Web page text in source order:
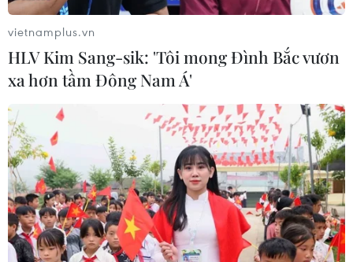
của người lao động và thị trường bất động sản.
vietnamplus.vn
HLV Kim Sang-sik: 'Tôi mong Đình Bắc vươn
xa hơn tầm Đông Nam Á'